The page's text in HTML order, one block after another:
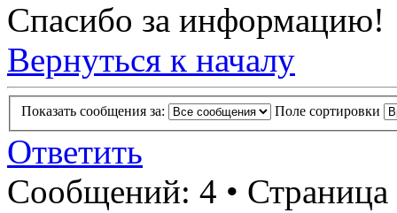
Спасибо за информацию!
Вернуться к началу
Показать сообщения за: Поле сортировки
Ответить
Сообщений: 4 • Страница